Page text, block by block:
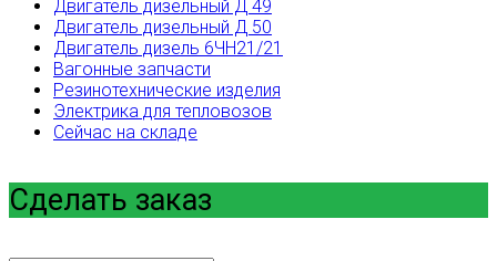
Двигатель дизельный Д 49
Двигатель дизельный Д 50
Двигатель дизель 6ЧН21/21
Вагонные запчасти
Резинотехнические изделия
Электрика для тепловозов
Сейчас на складе
Сделать заказ